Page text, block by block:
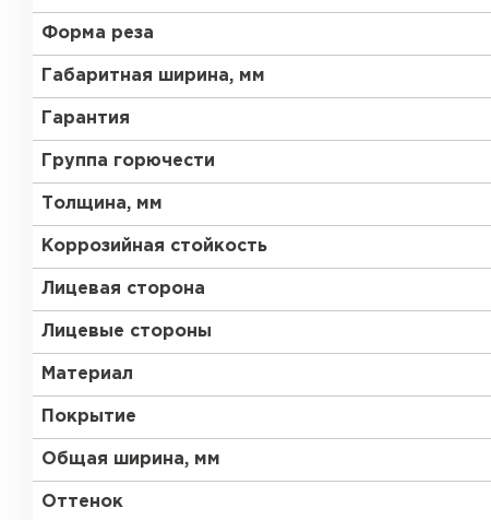
Форма реза
Габаритная ширина, мм
Гарантия
Группа горючести
Толщина, мм
Коррозийная стойкость
Лицевая сторона
Лицевые стороны
Материал
Покрытие
Общая ширина, мм
Оттенок